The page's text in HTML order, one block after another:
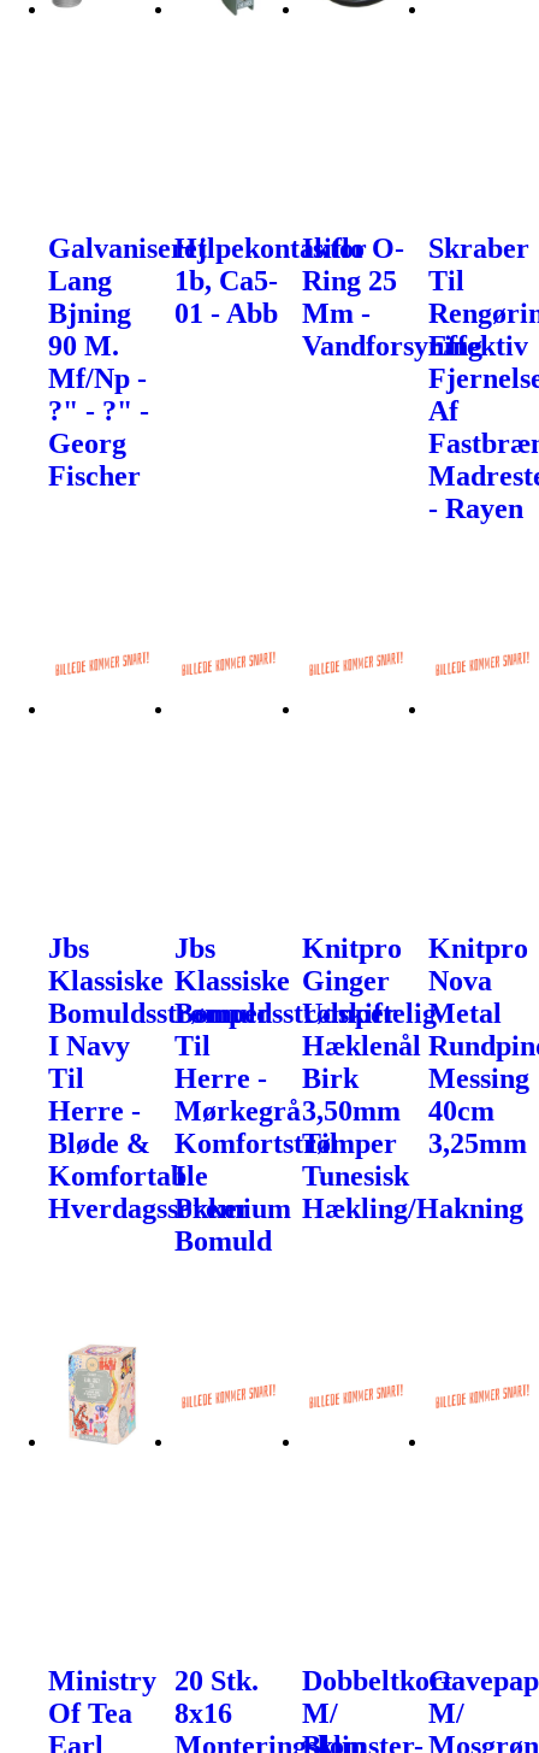
Galvaniseret
Lang
Bjning
90 M.
Mf/Np -
?" - ?" -
Georg
Fischer
Hjlpekontaktor
1b, Ca5-
01 - Abb
Isiflo O-
Ring 25
Mm -
Vandforsyning
Skraber
Til
Effektiv
Af
- Rayen
Jbs
Klassiske
Bomuldsstrømper
I Navy
Til
Herre -
Bløde &
Komfortable
Hverdagssokker
Jbs
Klassiske
Bomuldsstrømper
Til
Herre -
Mørkegrå
Komfortstrømper
I
Premium
Bomuld
Knitpro
Ginger
Udskiftelig
Hæklenål
Birk
3,50mm
Til
Tunesisk
Hækling/Hakning
Knitpro
Nova
Metal
Messing
40cm
3,25mm
Ministry
Of Tea
Earl
20 Stk.
8x16
Monteringsklip
Dobbeltkort
M/
Blomster-
M/